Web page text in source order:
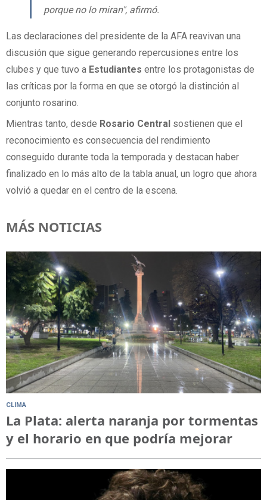
porque no lo miran", afirmó.
Las declaraciones del presidente de la AFA reavivan una
discusión que sigue generando repercusiones entre los
clubes y que tuvo a Estudiantes entre los protagonistas de
las críticas por la forma en que se otorgó la distinción al
conjunto rosarino.
Mientras tanto, desde Rosario Central sostienen que el
reconocimiento es consecuencia del rendimiento
conseguido durante toda la temporada y destacan haber
finalizado en lo más alto de la tabla anual, un logro que ahora
volvió a quedar en el centro de la escena.
MÁS NOTICIAS
CLIMA
La Plata: alerta naranja por tormentas
y el horario en que podría mejorar